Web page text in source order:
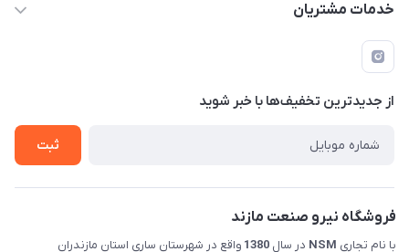
عبوری 32 فروشگاه نیرو صنعت مازند (صابریان)
لیست محصولات
درباره ما
خدمات مشتریان
قوانین و مقررات
حریم خصوصی
راهنما
از جدید‌ترین تخفیف‌ها با‌ خبر شوید
ثبت
فروشگاه نیرو صنعت مازند
با نام تجاری NSM در سال 1380 واقع در شهرستان ساری استان مازندران